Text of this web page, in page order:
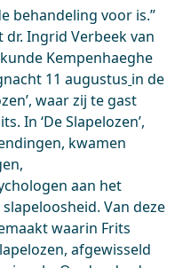
behandeling voor is.”
Ingrid Verbeek van
Kempenhaeghe
11 augustus in de
waar zij te gast
In ‘De Slapelozen’,
kwamen
aan het
Van deze
waarin Frits
afgewisseld